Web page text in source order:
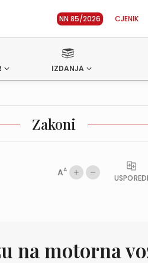
NN 85/2026 CJENIK
IZDANJA
Zakoni
AA
USPOREDI
na motorna